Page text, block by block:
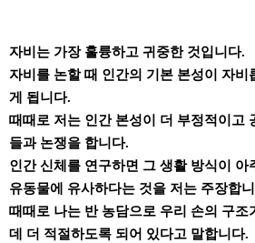
자비는 가장 훌륭하고 귀중한 것입니다.
자비를 논할 때 인간의 기본 본성이 자비
게 됩니다.
때때로 저는 인간 본성이 더 부정적이고
들과 논쟁을 합니다.
인간 신체를 연구하면 그 생활 방식이 아
유동물에 유사하다는 것을 저는 주장합
때때로 나는 반 농담으로 우리 손의 구조
데 더 적절하도록 되어 있다고 말합니다.